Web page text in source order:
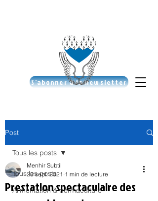
S'abonner à la newsletter
Post
Tous les posts
Alimentation & permaculture
Tous les posts
Prestation spectaculaire des
Menhir Subtil
28 sept. 2021 1 min de lecture